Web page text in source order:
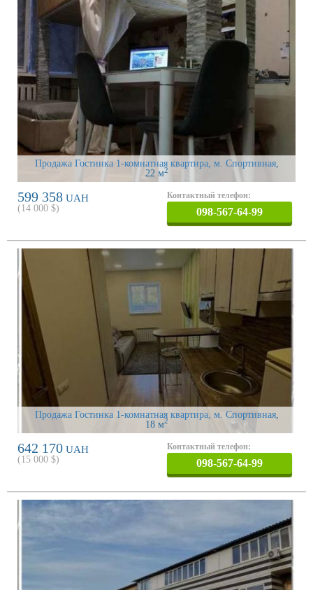
Продажа Гостинка 1-комнатная квартира, м. Спортивная,
22 м2
599 358 UAH
(14 000 $)
Контактный телефон:
098-567-64-99
Продажа Гостинка 1-комнатная квартира, м. Спортивная,
18 м2
642 170 UAH
(15 000 $)
Контактный телефон:
098-567-64-99